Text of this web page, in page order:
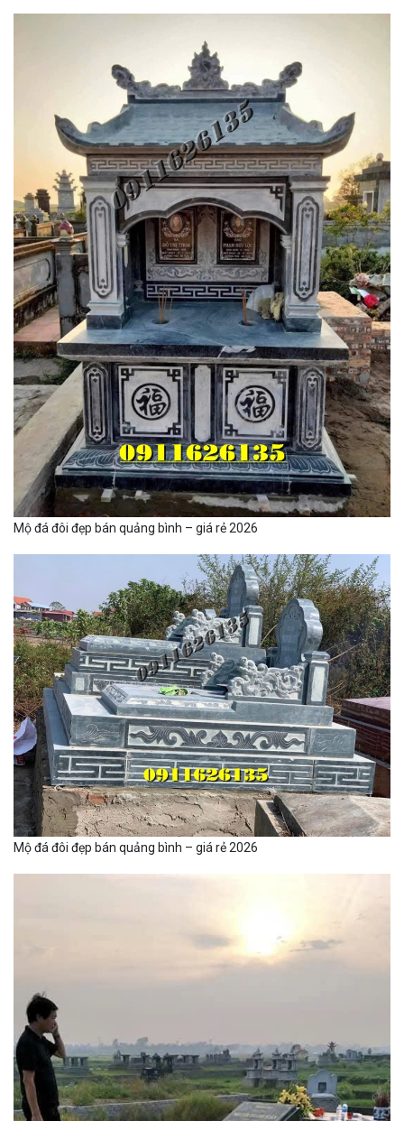
Mộ đá đôi đẹp bán quảng bình – giá rẻ 2026
Mộ đá đôi đẹp bán quảng bình – giá rẻ 2026